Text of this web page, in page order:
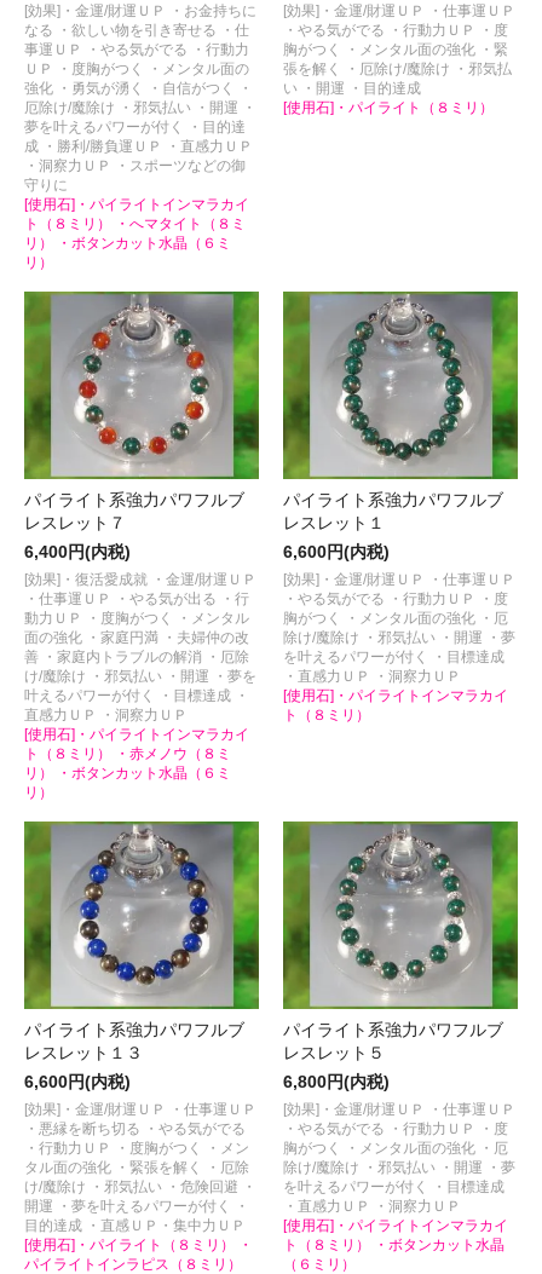
[効果]・金運/財運ＵＰ ・お金持ちに
なる ・欲しい物を引き寄せる ・仕
事運ＵＰ ・やる気がでる ・行動力
ＵＰ ・度胸がつく ・メンタル面の
強化 ・勇気が湧く ・自信がつく ・
厄除け/魔除け ・邪気払い ・開運 ・
夢を叶えるパワーが付く ・目的達
成 ・勝利/勝負運ＵＰ ・直感力ＵＰ
・洞察力ＵＰ ・スポーツなどの御
守りに
[使用石]・パイライトインマラカイ
ト（８ミリ） ・へマタイト（８ミ
リ） ・ボタンカット水晶（６ミ
リ）
[効果]・金運/財運ＵＰ ・仕事運ＵＰ
・やる気がでる ・行動力ＵＰ ・度
胸がつく ・メンタル面の強化 ・緊
張を解く ・厄除け/魔除け ・邪気払
い ・開運 ・目的達成
[使用石]・パイライト（８ミリ）
パイライト系強力パワフルブ
レスレット７
6,400円(内税)
[効果]・復活愛成就 ・金運/財運ＵＰ
・仕事運ＵＰ ・やる気が出る ・行
動力ＵＰ ・度胸がつく ・メンタル
面の強化 ・家庭円満 ・夫婦仲の改
善 ・家庭内トラブルの解消 ・厄除
け/魔除け ・邪気払い ・開運 ・夢を
叶えるパワーが付く ・目標達成 ・
直感力ＵＰ ・洞察力ＵＰ
[使用石]・パイライトインマラカイ
ト（８ミリ） ・赤メノウ（８ミ
リ） ・ボタンカット水晶（６ミ
リ）
パイライト系強力パワフルブ
レスレット１
6,600円(内税)
[効果]・金運/財運ＵＰ ・仕事運ＵＰ
・やる気がでる ・行動力ＵＰ ・度
胸がつく ・メンタル面の強化 ・厄
除け/魔除け ・邪気払い ・開運 ・夢
を叶えるパワーが付く ・目標達成
・直感力ＵＰ ・洞察力ＵＰ
[使用石]・パイライトインマラカイ
ト（８ミリ）
パイライト系強力パワフルブ
レスレット１３
6,600円(内税)
[効果]・金運/財運ＵＰ ・仕事運ＵＰ
・悪縁を断ち切る ・やる気がでる
・行動力ＵＰ ・度胸がつく ・メン
タル面の強化 ・緊張を解く ・厄除
け/魔除け ・邪気払い ・危険回避 ・
開運 ・夢を叶えるパワーが付く ・
目的達成 ・直感ＵＰ・集中力ＵＰ
[使用石]・パイライト（８ミリ） ・
パイライトインラピス（８ミリ）
パイライト系強力パワフルブ
レスレット５
6,800円(内税)
[効果]・金運/財運ＵＰ ・仕事運ＵＰ
・やる気がでる ・行動力ＵＰ ・度
胸がつく ・メンタル面の強化 ・厄
除け/魔除け ・邪気払い ・開運 ・夢
を叶えるパワーが付く ・目標達成
・直感力ＵＰ ・洞察力ＵＰ
[使用石]・パイライトインマラカイ
ト（８ミリ） ・ボタンカット水晶
（６ミリ）